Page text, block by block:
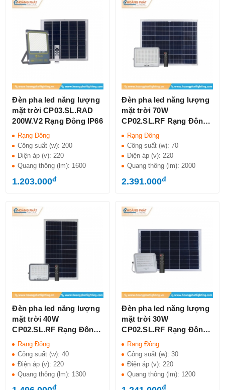
Đèn pha led năng lượng
mặt trời CP03.SL.RAD
200W.V2 Rạng Đông IP66
Rạng Đông
Công suất (w):200
Điện áp (v):220
Quang thông (lm): 1600
1.203.000đ
Đèn pha led năng lượng
mặt trời 70W
CP02.SL.RF Rạng Đông
IP65
Rạng Đông
Công suất (w):70
Điện áp (v):220
Quang thông (lm):2000
2.391.000đ
Đèn pha led năng lượng
mặt trời 40W
CP02.SL.RF Rạng Đông
IP65
Rạng Đông
Công suất (w):40
Điện áp (v): 220
Quang thông (lm): 1300
đ
Đèn pha led năng lượng
mặt trời 30W
CP02.SL.RF Rạng Đông
IP65
Rạng Đông
Công suất (w):30
Điện áp (v): 220
Quang thông (lm): 1200
đ